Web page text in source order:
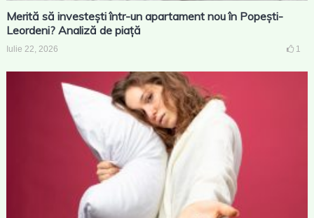
Merită să investești într-un apartament nou în Popești-
Leordeni? Analiză de piață
Iulie 22, 2026 1